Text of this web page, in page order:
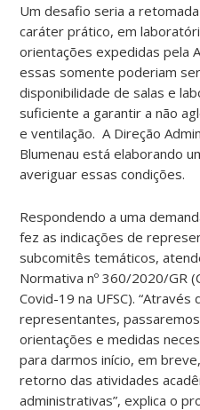
Um desafio seria a
caráter prático, em
orientações expedidas pela
essas somente poderiam
disponibilidade de salas e
suficiente a garantir a não
e ventilação. A Direção
Blumenau está elaborando
averiguar essas condições.
Respondendo a uma
fez as indicações de
subcomitês temáticos,
Normativa nº 360/2020/GR
Covid-19 na UFSC). “Através
representantes,
orientações e medidas
para darmos início, em
retorno das atividades
administrativas”, explica o